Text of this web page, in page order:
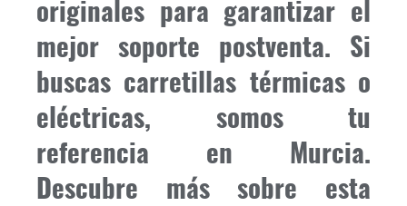
originales para garantizar el
mejor soporte postventa. Si
buscas carretillas térmicas o
eléctricas, somos tu
referencia en Murcia.
Descubre más sobre esta